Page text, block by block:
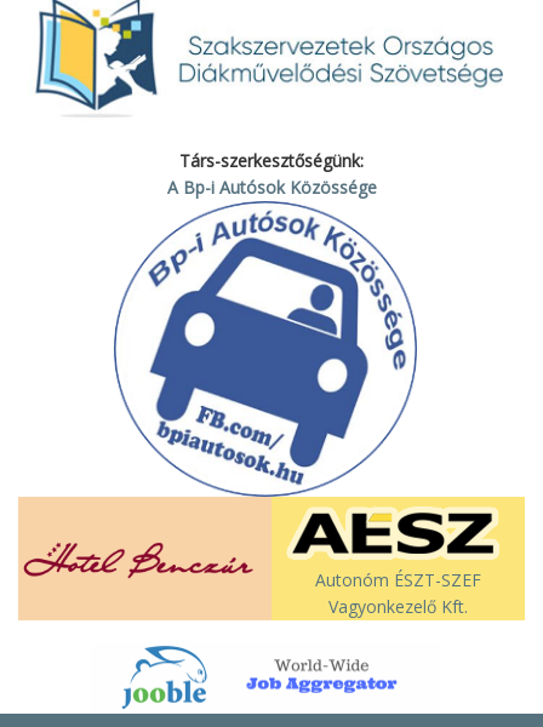
Társ-szerkesztőségünk:
A Bp-i Autósok Közössége
Autonóm ÉSZT-SZEF
Vagyonkezelő Kft.